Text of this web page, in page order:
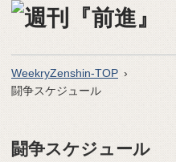
WeekryZenshin-TOP
闘争スケジュール
闘争スケジュール